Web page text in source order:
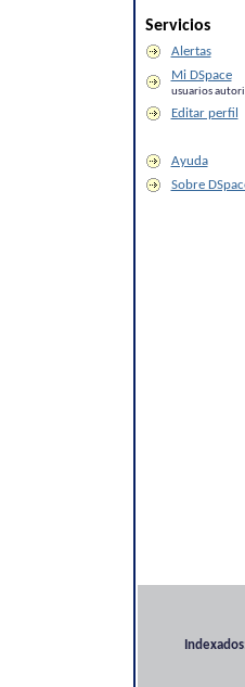
Servicios
Alertas
Mi DSpace
usuarios
Editar perfil
Ayuda
Sobre